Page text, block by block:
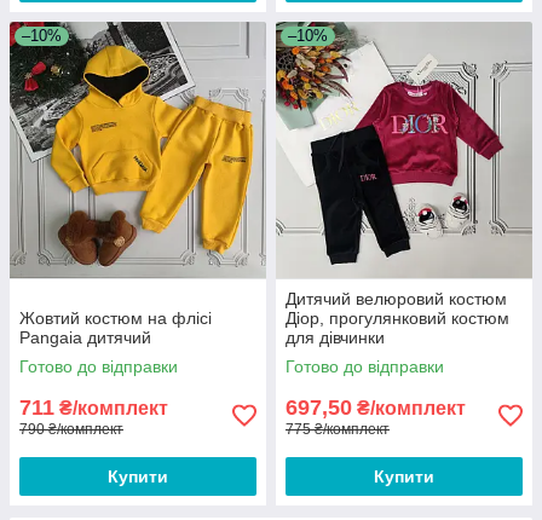
–10%
Жовтий костюм на флісі
Pangaia дитячий
Готово до відправки
711 ₴/комплект
790 ₴/комплект
Купити
–10%
Дитячий велюровий костюм
Діор, прогулянковий костюм
для дівчинки
Готово до відправки
697,50 ₴/комплект
775 ₴/комплект
Купити